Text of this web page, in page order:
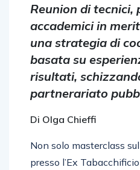
Reunion di tecnici,
accademici in
una strategia di
basata su
risultati,
partnerariato
Di Olga Chieffi
Non solo masterclass
presso l’Ex